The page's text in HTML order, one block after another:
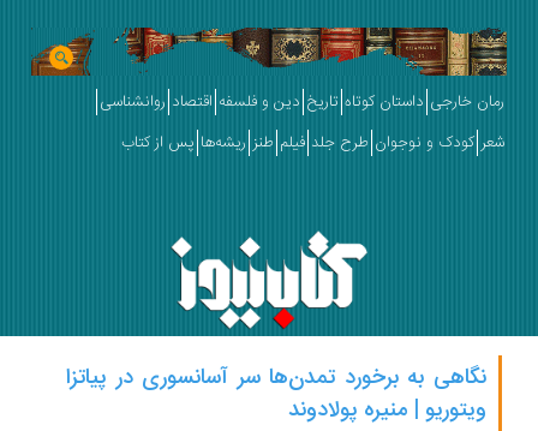
خارجی داستان کوتاه تاریخ دین و فلسفه اقتصاد روانشناسی
کودک و نوجوان طرح جلد فیلم طنز ریشه‌ها پس از کتاب
نگاهی به برخورد تمدن‌ها سر آسانسوری در پیاتزا
ویتوریو | منیره پولادوند